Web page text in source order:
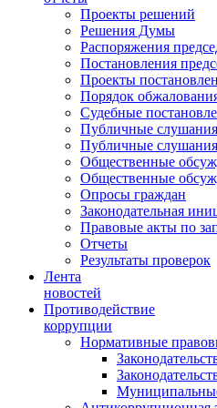
Проекты решений
Решения Думы
Распоряжения
Постановления
Проекты
Порядок
Судебные
Публичные слушания
Публичные
Общественные
Общественные
Опросы граждан
Законодательная
Правовые акты по
Отчеты
Результаты проверок
Лента
новостей
Противодействие
коррупции
Нормативные